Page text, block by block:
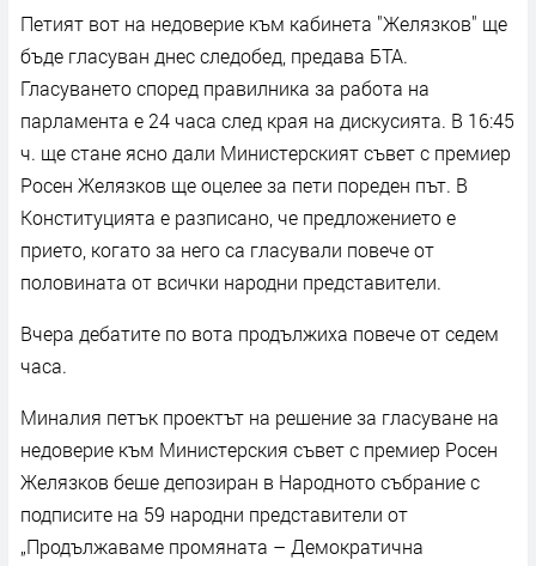
Петият вот на недоверие към кабинета "Желязков" ще
бъде гласуван днес следобед, предава БТА.
Гласуването според правилника за работа на
парламента е 24 часа след края на дискусията. В 16:45
ч. ще стане ясно дали Министерският съвет с премиер
Росен Желязков ще оцелее за пети пореден път. В
Конституцията е разписано, че предложението е
прието, когато за него са гласували повече от
половината от всички народни представители.
Вчера дебатите по вота продължиха повече от седем
часа.
Миналия петък проектът на решение за гласуване на
недоверие към Министерския съвет с премиер Росен
Желязков беше депозиран в Народното събрание с
подписите на 59 народни представители от
„Продължаваме промяната – Демократична